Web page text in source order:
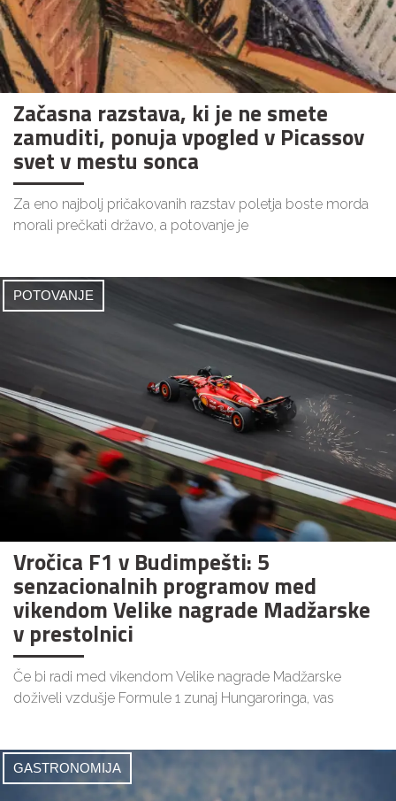
Začasna razstava, ki je ne smete
zamuditi, ponuja vpogled v Picassov
svet v mestu sonca
Za eno najbolj pričakovanih razstav poletja boste morda
morali prečkati državo, a potovanje je
POTOVANJE
Vročica F1 v Budimpešti: 5
senzacionalnih programov med
vikendom Velike nagrade Madžarske
v prestolnici
Če bi radi med vikendom Velike nagrade Madžarske
doživeli vzdušje Formule 1 zunaj Hungaroringa, vas
GASTRONOMIJA